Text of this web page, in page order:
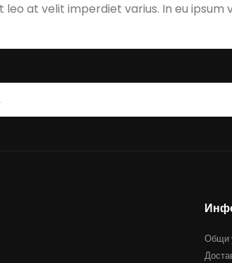
at velit imperdiet varius. In eu ipsum
Общи